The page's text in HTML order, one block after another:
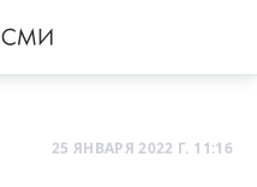
25 ЯНВАРЯ 2022 Г. 11:16